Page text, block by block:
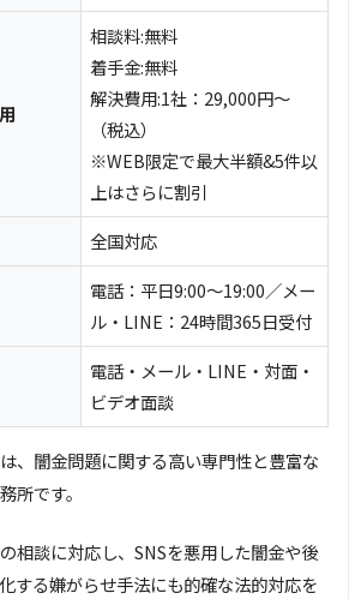
相談料:無料
着手金:無料
解決費用:1社：29,000円〜
（税込）
※WEB限定で最大半額&5件以
上はさらに割引
全国対応
電話：平日9:00〜19:00／メー
ル・LINE：24時間365日受付
電話・メール・LINE・対面・
ビデオ面談
、闇金問題に関する高い専門性と豊富な
所です。
相談に対応し、SNSを悪用した闇金や後
する嫌がらせ手法にも的確な法的対応を